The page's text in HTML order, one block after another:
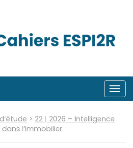
> 22 | 2026 – Intelligence
l’immobilier